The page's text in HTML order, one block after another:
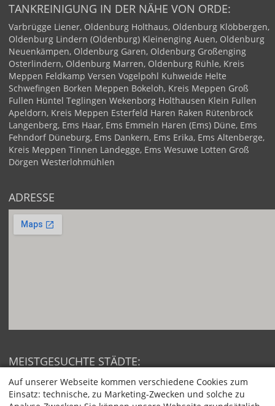
TANKREINIGUNG IN DER NÄHE VON ORDE:
Varbrügge Liener, Oldenburg Holthaus, Oldenburg Klöbbergen,
Oldenburg Lindern (Oldenburg) Kleinenging Auen, Oldenburg
Neuenkämpen, Oldenburg Garen, Oldenburg Großenging
Osterlindern, Oldenburg Marren, Oldenburg Rühle, Kreis
Meppen Feldkamp Versen Vogelpohl Kuhweide Helte
Schwefingen Borken Meppen Bokeloh, Kreis Meppen Groß
Fullen Hüntel Teglingen Wekenborg Holthausen Klein Fullen
Apeldorn, Kreis Meppen Esterfeld Haren Raken Rütenbrock
Langenberg, Ems Haar, Ems Emmeln Haren (Ems) Düne, Ems
Fehndorf Düneburg, Ems Dankern, Ems Erika, Ems Altenberge,
Kreis Meppen Tinnen Landegge, Ems Wesuwe Lotten Groß
Dörgen Westerlohmühlen
ADRESSE
MEISTGESUCHTE STÄDTE:
Berlin
München
Hamburg
Köln
Auf unserer Webseite kommen verschiedene Cookies zum
Einsatz: technische, zu Marketing-Zwecken und solche zu